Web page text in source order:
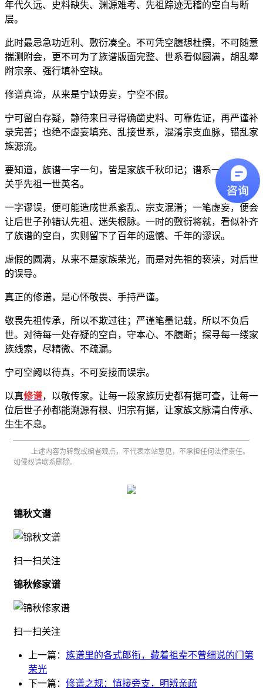
年代久远、史料缺失、渊源难考、先祖踪迹无稽的空白与断
层。
此时最忌急功近利、敷衍凑全。不可凭空臆想杜撰，不可随意
揣测附会，更不可为了族谱版面完整、世系看似圆满，胡乱攀
附宗亲、强行填补空缺。
修谱真谛，从来是宁缺毋妄，宁空不假。
宁可留白存疑，静待来日寻得确凿史料、可靠佐证，再严谨补
录完善；也绝不虚妄填充、乱接世系，混淆宗支血脉，错乱家
族源流。
要知道，族谱一字一句，皆是家族千秋印记；谱系一笔一画，
关乎先祖一世英名。
一字谬误，便可能造成世系紊乱、宗支混淆；一笔虚妄，便会
让后世子孙错认先祖、迷失根脉。一时的敷衍将就，看似补齐
了族谱的空白，实则留下了百年的遗憾、千年的谬误。
虚假的圆满，从来不是家族荣光，而是对先祖的亵渎，对后世
的误导。
真正的修谱，是心怀敬畏、手持严谨。
敬畏先祖传承，所以不欺过往；严谨笔墨记载，所以不负后
世。对待每一处存疑的空白，守本心、不臆断；探寻每一缕家
族线索，尽精微、不疏漏。
宁可空阙以待真，不可妄接而误宗。
以真修谱，以敬传家。让每一段家族历史都有据可查，让每一
位后世子孙都能溯源有根、归宗有据，让家族文脉清白传承、
生生不息。
上述内容为转载或编者观点，不代表本站意见，不承担任何法律责任。
如侵权请联系删除。
锦秋文谱
扫一扫关注
锦秋修家谱
扫一扫关注
上一篇： 族谱里的各式郎衔，藏着祖辈不曾细说的门第
荣光
下一篇： 修谱之规：慎接旁支，明辨亲疏